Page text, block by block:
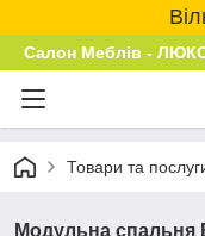
Салон Меблів -
Товари та
Модульна спальня